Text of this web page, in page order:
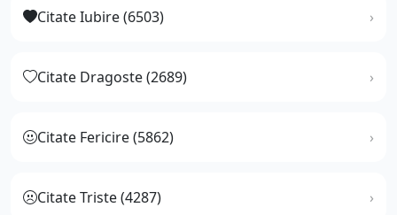
Citate Iubire (6503)
Citate Dragoste (2689)
Citate Fericire (5862)
Citate Triste (4287)